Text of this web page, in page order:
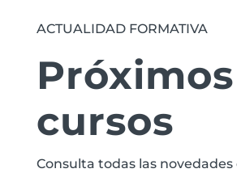
ACTUALIDAD FORMATIVA
Próximos
cursos
Consulta todas las